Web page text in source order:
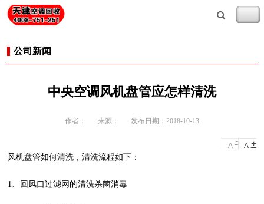
公司新闻
中央空调风机盘管应怎样清洗
作者： 来源： 发布日期：2018-10-13
A - A +
风机盘管如何清洗，清洗流程如下：
1、回风口过滤网的清洗杀菌消毒